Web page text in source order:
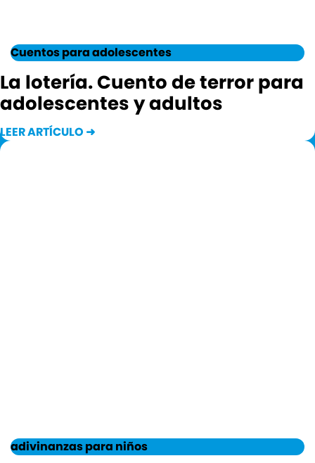
Cuentos para adolescentes
La lotería. Cuento de terror para
adolescentes y adultos
LEER ARTÍCULO ➜
adivinanzas para niños